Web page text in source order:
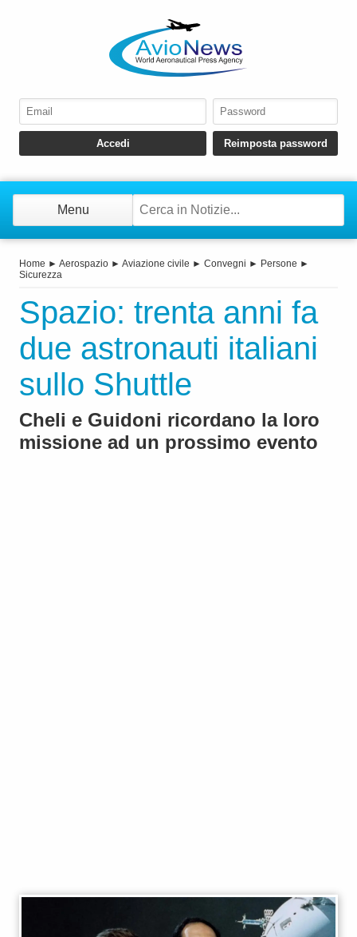
Menu
Home ► Aerospazio ► Aviazione civile ► Convegni ► Persone ►
Sicurezza
Spazio: trenta anni fa
due astronauti italiani
sullo Shuttle
Cheli e Guidoni ricordano la loro
missione ad un prossimo evento